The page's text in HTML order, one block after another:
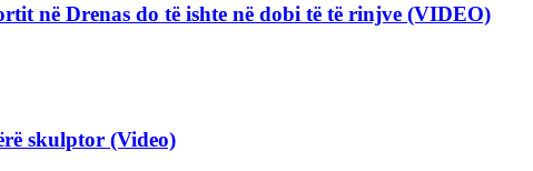
në Drenas do të ishte në dobi të të rinjve (VIDEO)
skulptor (Video)